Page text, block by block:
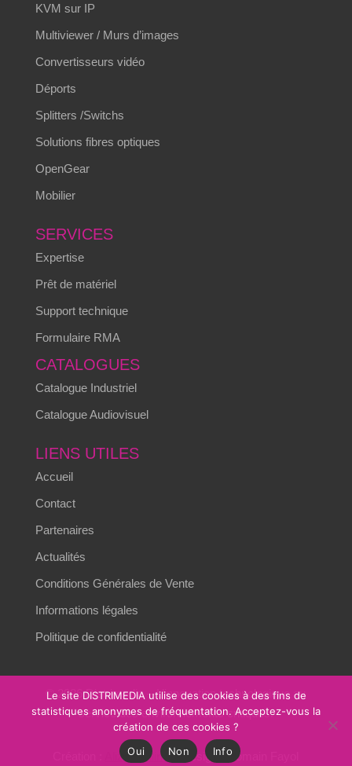
KVM sur IP
Multiviewer / Murs d’images
Convertisseurs vidéo
Déports
Splitters /Switchs
Solutions fibres optiques
OpenGear
Mobilier
SERVICES
Expertise
Prêt de matériel
Support technique
Formulaire RMA
CATALOGUES
Catalogue Industriel
Catalogue Audiovisuel
LIENS UTILES
Accueil
Contact
Partenaires
Actualités
Conditions Générales de Vente
Informations légales
Politique de confidentialité
© 2026 Distrimedia – L’innovation technologique au
service des environnements critiques.
Alizés online– Design : Romain Fayol
Le site DISTRIMEDIA utilise des cookies à des fins de
statistiques anonymes de fréquentation. Acceptez-vous la
création de ces cookies ?
Oui
Non Info